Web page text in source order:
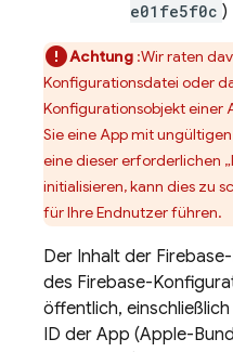
e01fe5f0c )
Achtung:Wir raten
Konfigurationsdatei oder
Konfigurationsobjekt einer
Sie eine App mit
eine dieser erforderlichen
initialisieren, kann dies zu
für Ihre Endnutzer führen.
Der Inhalt der
des Firebase-
öffentlich,
ID der App (Apple-